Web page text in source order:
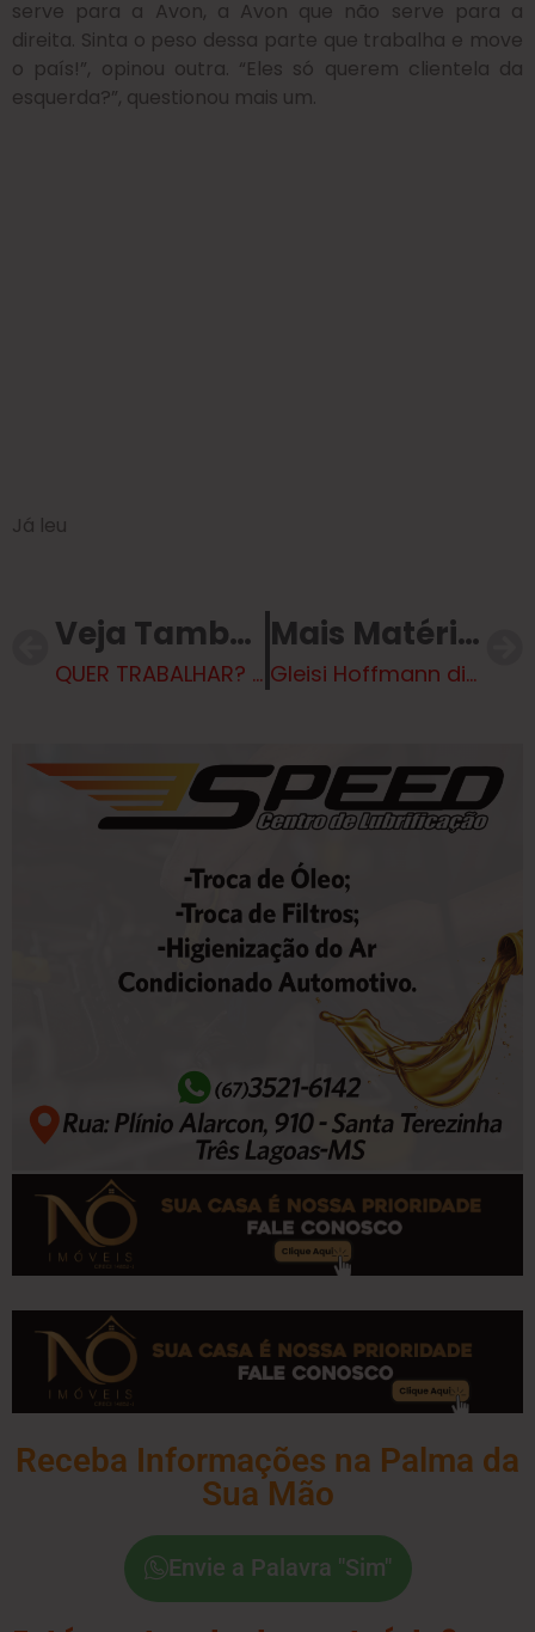
serve para a Avon, a Avon que não serve para a
direita. Sinta o peso dessa parte que trabalha e move
o país!”, opinou outra. “Eles só querem clientela da
esquerda?”, questionou mais um.
Já leu
Veja Também
QUER TRABALHAR? Hoje (03) tem 130 oportunidades em Três Lagoas
Mais Matérias
Gleisi Hoffmann diz que vídeo da Marinha é ‘ofensivo’
Receba Informações na Palma da
Sua Mão
Envie a Palavra "Sim"